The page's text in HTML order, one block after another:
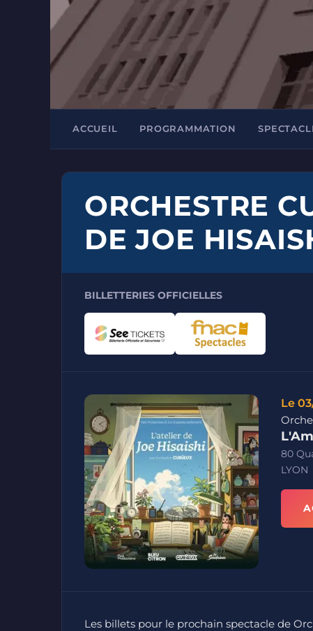
ACCUEIL PROGRAMMATION
ORCHESTRE
DE JOE
BILLETTERIES OFFICIELLES
Le
80
LYON
Les billets pour le prochain spectacle de